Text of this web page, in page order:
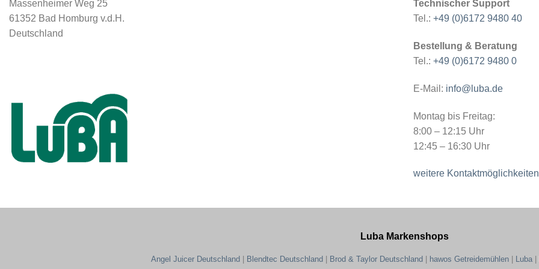
Massenheimer Weg 25
61352 Bad Homburg v.d.H.
Deutschland
Technischer Support
Tel.: +49 (0)6172 9480 40
Bestellung & Beratung
Tel.: +49 (0)6172 9480 0
E-Mail: info@luba.de
Montag bis Freitag:
8:00 – 12:15 Uhr
12:45 – 16:30 Uhr
weitere Kontaktmöglichkeiten
Luba Markenshops
Angel Juicer Deutschland Blendtec Deutschland Brod & Taylor Deutschland hawos Getreidemühlen Luba